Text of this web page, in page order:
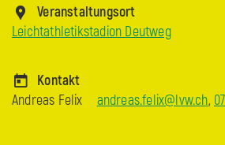
Veranstaltungsort
Leichtathletikstadion Deutweg
Kontakt
Andreas Felix
andreas.felix@lvw.ch,